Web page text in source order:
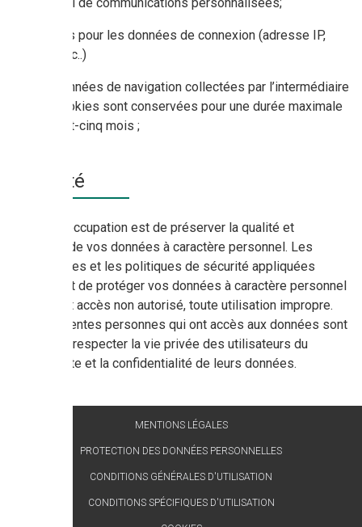
12 mois pour les données de connexion (adresse IP,
logs, etc..)
Les données de navigation collectées par l’intermédiaire
des cookies sont conservées pour une durée maximale
de vingt-cinq mois ;
Sécurité
Notre préoccupation est de préserver la qualité et
l’intégrité de vos données à caractère personnel. Les
technologies et les politiques de sécurité appliquées
permettent de protéger vos données à caractère personnel
contre tout accès non autorisé, toute utilisation impropre.
Les différentes personnes qui ont accès aux données sont
tenues de respecter la vie privée des utilisateurs du
présent site et la confidentialité de leurs données.
MENTIONS LÉGALES
PROTECTION DES DONNÉES PERSONNELLES
CONDITIONS GÉNÉRALES D'UTILISATION
CONDITIONS SPÉCIFIQUES D'UTILISATION